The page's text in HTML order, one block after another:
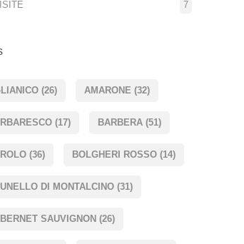
7
(26) AMARONE (32)
(17) BARBERA (51)
(36) BOLGHERI ROSSO (14)
DI MONTALCINO (31)
SAUVIGNON (26)